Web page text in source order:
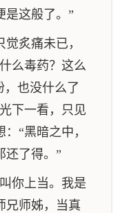
是这般了。”
炙痛未已，
么毒药？这么
，也没什么了
下一看，只见
“黑暗之中，
还了得。”
你上当。我是
兄师姊，当真